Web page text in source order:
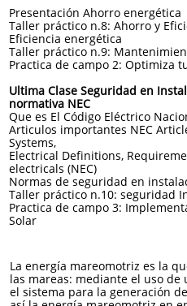
Presentación Ahorro energética
Taller práctico n.8: Ahorro y
Eficiencia energética
Taller práctico n.9:
Practica de campo 2: Optimiza
Ultima Clase Seguridad en
normativa NEC
Que es El Código Eléctrico
Articulos importantes NEC
Systems,
Electrical Definitions,
electricals (NEC)
Normas de seguridad en
Taller práctico n.10: seguridad
Practica de campo 3:
Solar
La energía mareomotriz es la
las mareas: mediante el uso
el sistema para la generación